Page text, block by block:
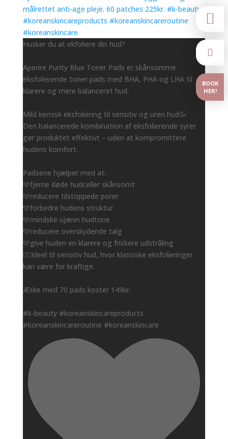
Husker du at ekfoliere din hud?
Aperire Purity Blue Toner Pads er skånsomme
eksfolierende toner pads med BHA, PHA og LHA til
klarere og mere balanceret hud.
Mild kemisk eksfoliering til sensitiv og uren hud🥳
Den balancerede kombination af eksfolierende syrer
gør produktet effektivt – uden at kompromittere
hudens komfort.
Padsene hjælper med at:
🩵fjerne døde hudceller skånsomt
🩵reducere tilstoppede porer
🩵forbedre hudens struktur
🩵mindske ujævn hudtone
🩵reducere overskydende talg
🩵give huden en klarere og friskere udstråling
👌🏻Ideel til sensitiv hud, hvor klassiske eksfolieringer
kan være for kraftige.
Æske med 70 pads koster 149kr.
#k-beauty #koreanskincareproducts
#koreanskincareroutine #koreanskincare


BOOK
HER!